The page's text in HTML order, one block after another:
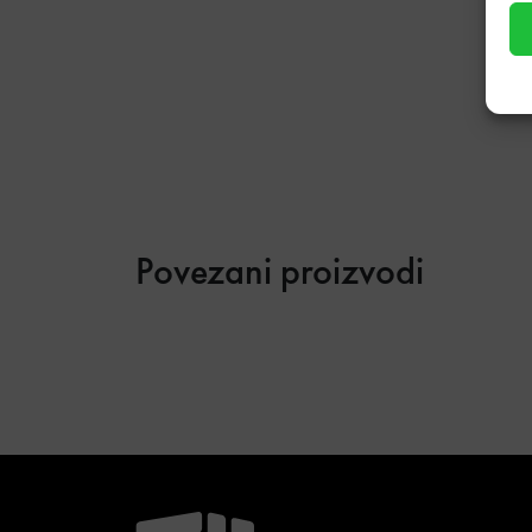
Povezani proizvodi